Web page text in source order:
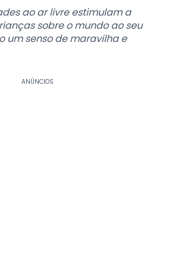
ao ar livre estimulam a
sobre o mundo ao seu
um senso de maravilha e
ANÚNCIOS